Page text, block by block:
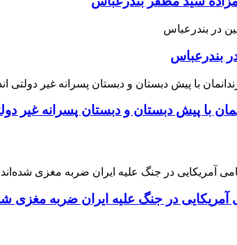
بندرعباس
با پیش دبستان و دبستان پسرانه غیر
در جنگ علیه ایران ضربه مغزی